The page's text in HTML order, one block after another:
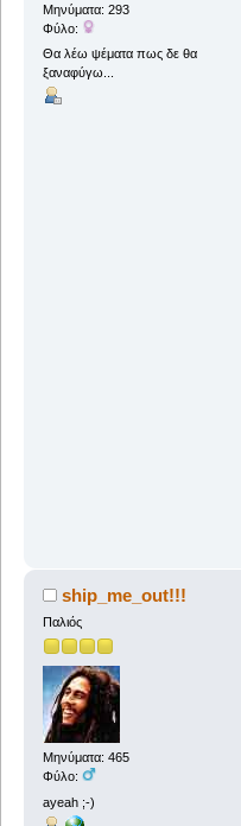
Μηνύματα: 293
Φύλο:
Θα λέω ψέματα πως δε θα
ξαναφύγω...
ship_me_out!!!
Παλιός
Μηνύματα: 465
Φύλο:
ayeah ;-)